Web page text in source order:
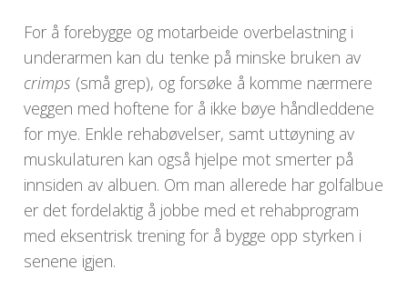
For å forebygge og motarbeide overbelastning i
underarmen kan du tenke på minske bruken av
crimps (små grep), og forsøke å komme nærmere
veggen med hoftene for å ikke bøye håndleddene
for mye. Enkle rehabøvelser, samt uttøyning av
muskulaturen kan også hjelpe mot smerter på
innsiden av albuen. Om man allerede har golfalbue
er det fordelaktig å jobbe med et rehabprogram
med eksentrisk trening for å bygge opp styrken i
senene igjen.